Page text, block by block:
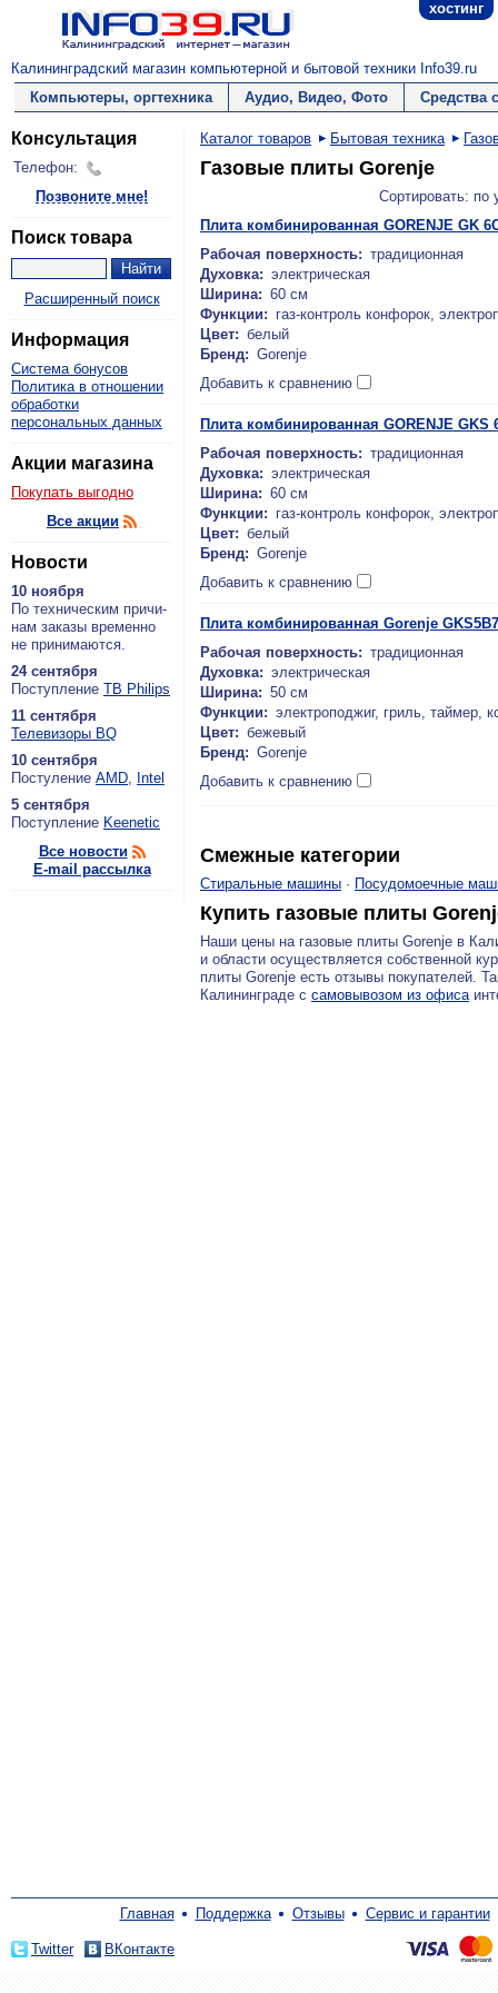
хостинг
Калининградский магазин компьютерной и бытовой техники Info39.ru
Компьютеры, оргтехника
Аудио, Видео, Фото Средства
Консультация
Телефон:
Позвоните мне!
Поиск товара
Расширенный поиск
Информация
Система бонусов
Политика в отношении
обработки
персональных данных
Акции магазина
Покупать выгодно
Все акции
Новости
10 ноября
По тех­ни­че­ским при­чи­
нам за­ка­зы вре­мен­но
не при­ни­ма­ют­ся.
24 сентября
По­ступ­ле­ние ТВ Philips
11 сентября
Теле­ви­зо­ры BQ
10 сентября
По­сту­ле­ние AMD, Intel
5 сентября
По­ступ­ле­ние Keenetic
Все новости
E-mail рассылка
Каталог товаров Бытовая техника
Газовые плиты Gorenje
Сортировать:
Плита комбинированная GORENJE GK
Рабочая поверхность: традиционная
Духовка: электрическая
Ширина: 60 см
Функции: газ-контроль конфорок,
Цвет: белый
Бренд: Gorenje
Добавить к сравнению
Плита комбинированная GORENJE GKS
Рабочая поверхность: традиционная
Духовка: электрическая
Ширина: 60 см
Функции: газ-контроль конфорок,
Цвет: белый
Бренд: Gorenje
Добавить к сравнению
Плита комбинированная Gorenje
Рабочая поверхность: традиционная
Духовка: электрическая
Ширина: 50 см
Функции: электроподжиг, гриль, таймер,
Цвет: бежевый
Бренд: Gorenje
Добавить к сравнению
Смежные категории
Стиральные машины · Посудомоечные
Купить газовые плиты
Наши цены на газовые плиты Gorenje в
и области осуществляется собственной
плиты Gorenje есть отзывы покупателей.
Калининграде с самовывозом из офиса
Главная Поддержка Отзывы Сервис и гарантии
Twitter ВКонтакте